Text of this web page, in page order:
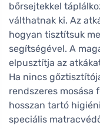
bőrsejtekkel
válthatnak ki. Az
hogyan tisztítsuk
segítségével. A
elpusztítja az
Ha nincs
rendszeres mosása
hosszan tartó
speciális